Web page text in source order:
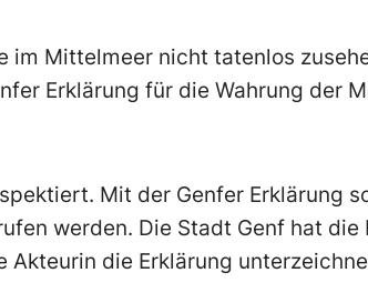
im Mittelmeer nicht tatenlos
Erklärung für die Wahrung der
Mit der Genfer Erklärung
werden. Die Stadt Genf hat
die Erklärung